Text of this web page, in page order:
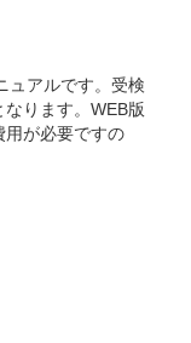
ュアルです。受検
ります。WEB版
用が必要ですの